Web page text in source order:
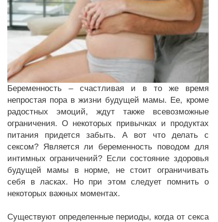
Беременность – счастливая и в то же время
непростая пора в жизни будущей мамы. Ее, кроме
радостных эмоций, ждут также всевозможные
ограничения. О некоторых привычках и продуктах
питания придется забыть. А вот что делать с
сексом? Является ли беременность поводом для
интимных ограничений? Если состояние здоровья
будущей мамы в норме, не стоит ограничивать
себя в ласках. Но при этом следует помнить о
некоторых важных моментах.
Существуют определенные периоды, когда от секса